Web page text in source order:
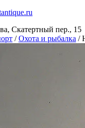
Скатертный пер., 15
/ Охота и рыбалка /